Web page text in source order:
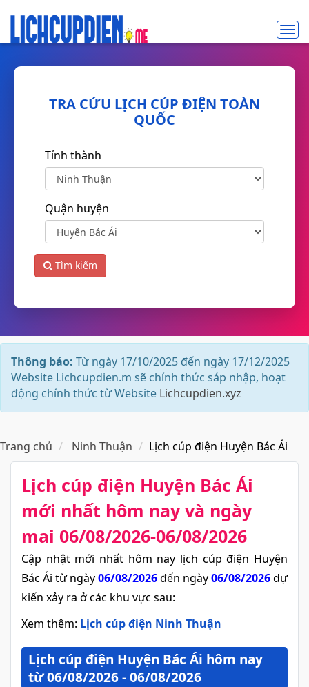
TRA CỨU LỊCH CÚP ĐIỆN TOÀN
QUỐC
Tỉnh thành
Quận huyện
Tìm kiếm
Thông báo: Từ ngày 17/10/2025 đến ngày 17/12/2025
Website Lichcupdien.m sẽ chính thức sáp nhập, hoạt
động chính thức từ Website Lichcupdien.xyz
Trang chủ Ninh Thuận Lịch cúp điện Huyện Bác Ái
Lịch cúp điện Huyện Bác Ái​
mới nhất hôm nay và ngày
mai 06/08/2026-06/08/2026
Cập nhật mới nhất hôm nay lịch cúp điện Huyện
Bác Ái từ ngày06/08/2026đến ngày06/08/2026dự
kiến xảy ra ở các khu vực sau:
Xem thêm: Lịch cúp điện Ninh Thuận
Lịch cúp điện Huyện Bác Ái hôm nay
từ 06/08/2026 - 06/08/2026